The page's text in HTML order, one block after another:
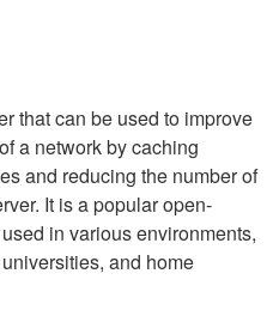
that can be used to improve
a network by caching
and reducing the number of
It is a popular open-
in various environments,
and home